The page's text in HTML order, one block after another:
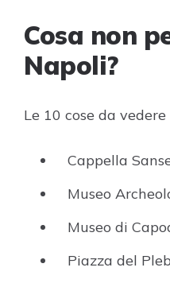
Cosa non
Napoli?
Le 10 cose da
Cappella
Museo
Museo di
Piazza del